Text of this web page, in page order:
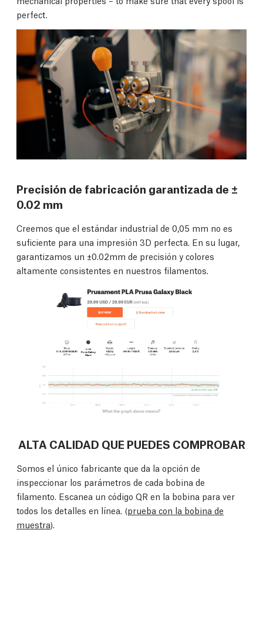
perfect.
Precisión de fabricación garantizada de ±
0.02 mm
Creemos que el estándar industrial de 0,05 mm no es
suficiente para una impresión 3D perfecta. En su lugar,
garantizamos un ±0.02mm de precisión y colores
altamente consistentes en nuestros filamentos.
ALTA CALIDAD QUE PUEDES COMPROBAR
Somos el único fabricante que da la opción de
inspeccionar los parámetros de cada bobina de
filamento. Escanea un código QR en la bobina para ver
todos los detalles en línea. (prueba con la bobina de
muestra).